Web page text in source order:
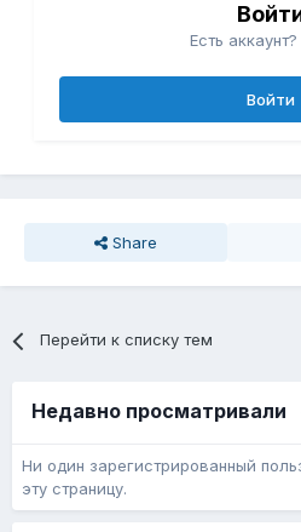
Есть
Войти
Share
Перейти к списку тем
Недавно просматривали
Ни один зарегистрированный
эту страницу.